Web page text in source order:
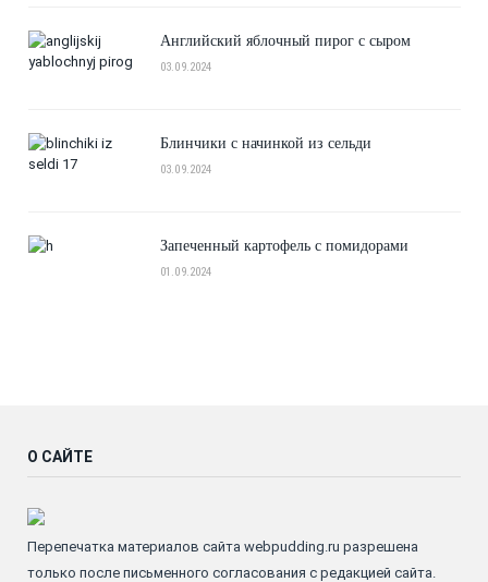
Английский яблочный пирог с сыром
03.09.2024
Блинчики с начинкой из сельди
03.09.2024
Запеченный картофель с помидорами
01.09.2024
О САЙТЕ
Перепечатка материалов сайта webpudding.ru разрешена
только после письменного согласования с редакцией сайта.